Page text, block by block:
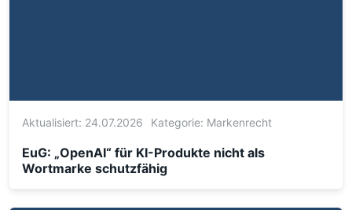
Aktualisiert: 24.07.2026 Kategorie: Markenrecht
EuG: „OpenAI“ für KI-Produkte nicht als
Wortmarke schutzfähig